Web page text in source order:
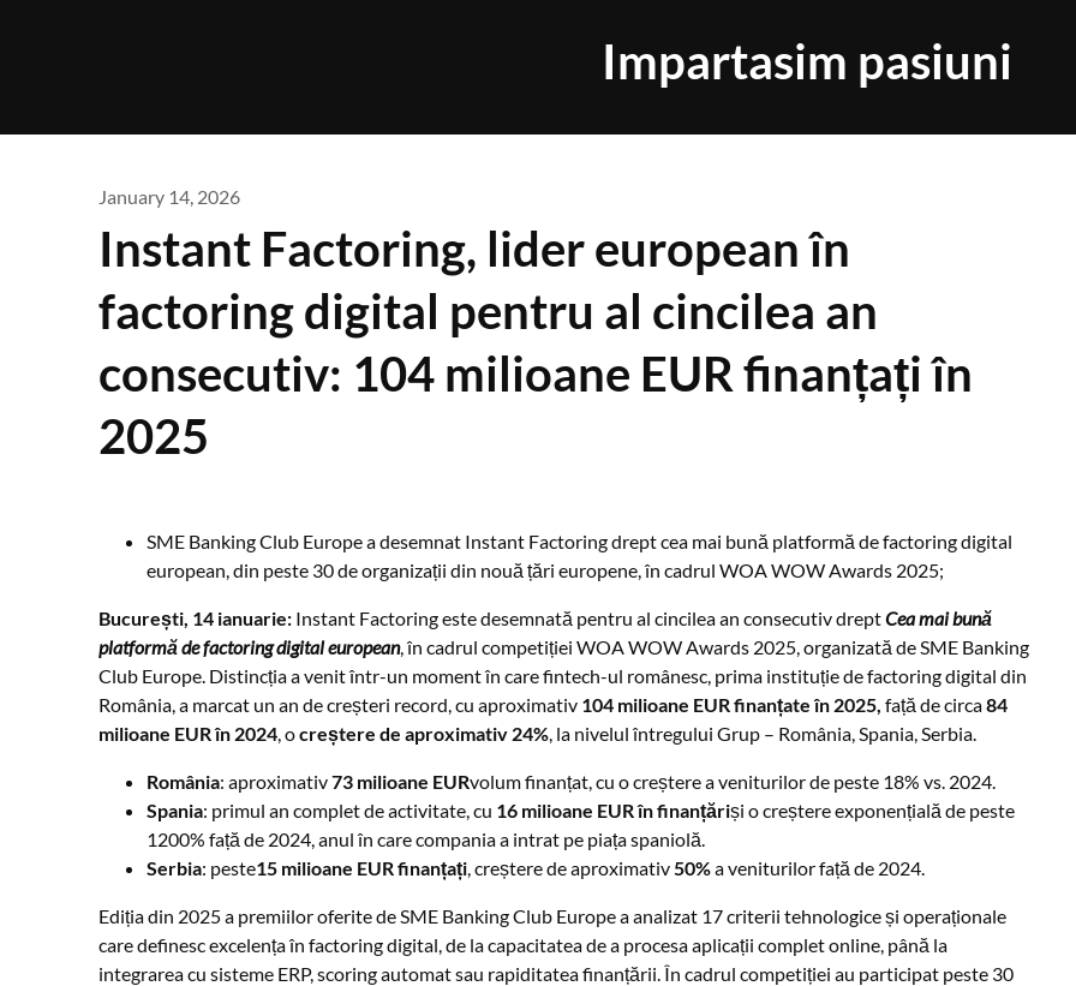
Impartasim pasiuni
January 14, 2026
Instant Factoring, lider european în
factoring digital pentru al cincilea an
consecutiv: 104 milioane EUR finanțați în
2025
SME Banking Club Europe a desemnat Instant Factoring drept cea mai bună platformă de factoring digital
european, din peste 30 de organizații din nouă țări europene, în cadrul WOA WOW Awards 2025;
București, 14 ianuarie: Instant Factoring este desemnată pentru al cincilea an consecutiv dreptCea mai bună
platformă de factoring digital european, în cadrul competiției WOA WOW Awards 2025, organizată de SME Banking
Club Europe. Distincția a venit într-un moment în care fintech-ul românesc, prima instituție de factoring digital din
România, a marcat un an de creșteri record, cu aproximativ 104 milioane EUR finanțate în 2025, față de circa84
milioane EUR în 2024, ocreștere de aproximativ 24%, la nivelul întregului Grup – România, Spania, Serbia.
România: aproximativ73 milioane EURvolum finanțat, cu o creștere a veniturilor de peste 18% vs. 2024.
Spania: primul an complet de activitate, cu 16 milioane EUR în finanțăriși o creștere exponențială de peste
1200% față de 2024, anul în care compania a intrat pe piața spaniolă.
Serbia: peste15 milioane EUR finanțați, creștere de aproximativ50%a veniturilor față de 2024.
Ediția din 2025 a premiilor oferite de SME Banking Club Europe a analizat 17 criterii tehnologice și operaționale
care definesc excelența în factoring digital, de la capacitatea de a procesa aplicații complet online, până la
integrarea cu sisteme ERP, scoring automat sau rapiditatea finanțării. În cadrul competiției au participat peste 30